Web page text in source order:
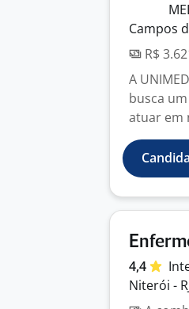
Campos
R$
A
busca
atuar em
4,4
Niterói -